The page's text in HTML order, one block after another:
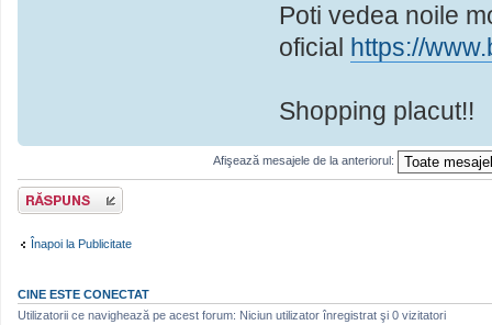
Poti vedea noile
oficial https://
Shopping placut!!
Afişează mesajele de la anteriorul:
Scrie un răspuns
Înapoi la Publicitate
CINE ESTE CONECTAT
Utilizatorii ce navighează pe acest forum: Niciun utilizator înregistrat şi 0 vizitatori